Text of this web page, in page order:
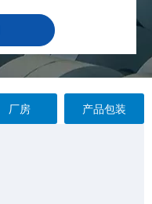
厂房 产品包装